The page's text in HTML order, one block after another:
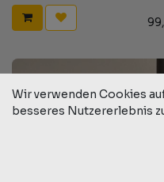
Wir verwenden Cookies
besseres Nutzererlebnis